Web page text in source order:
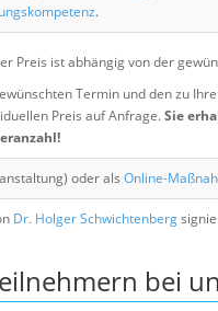
.
Preis ist abhängig von der
Termin und den zu
Preis auf Anfrage.Sie
oder als Online-
Dr. Holger Schwichtenberg
bei